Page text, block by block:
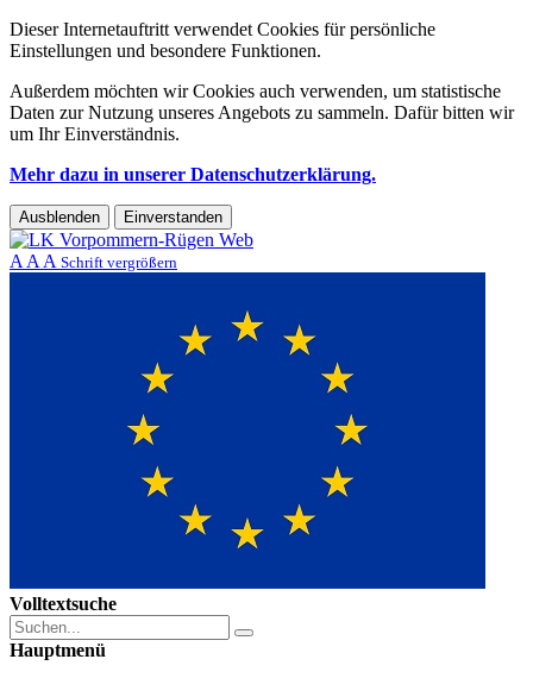
Dieser Internetauftritt verwendet Cookies für persönliche
Einstellungen und besondere Funktionen.
Außerdem möchten wir Cookies auch verwenden, um statistische
Daten zur Nutzung unseres Angebots zu sammeln. Dafür bitten wir
um Ihr Einverständnis.
Mehr dazu in unserer Datenschutzerklärung.
Ausblenden Einverstanden
A A A Schrift vergrößern
Volltextsuche
Hauptmenü